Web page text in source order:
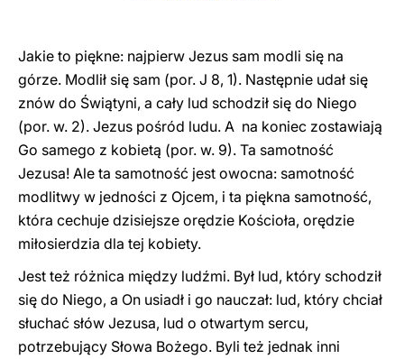
Jakie to piękne: najpierw Jezus sam modli się na
górze. Modlił się sam (por. J 8, 1). Następnie udał się
znów do Świątyni, a cały lud schodził się do Niego
(por. w. 2). Jezus pośród ludu. A na koniec zostawiają
Go samego z kobietą (por. w. 9). Ta samotność
Jezusa! Ale ta samotność jest owocna: samotność
modlitwy w jedności z Ojcem, i ta piękna samotność,
która cechuje dzisiejsze orędzie Kościoła, orędzie
miłosierdzia dla tej kobiety.
Jest też różnica między ludźmi. Był lud, który schodził
się do Niego, a On usiadł i go nauczał: lud, który chciał
słuchać słów Jezusa, lud o otwartym sercu,
potrzebujący Słowa Bożego. Byli też jednak inni